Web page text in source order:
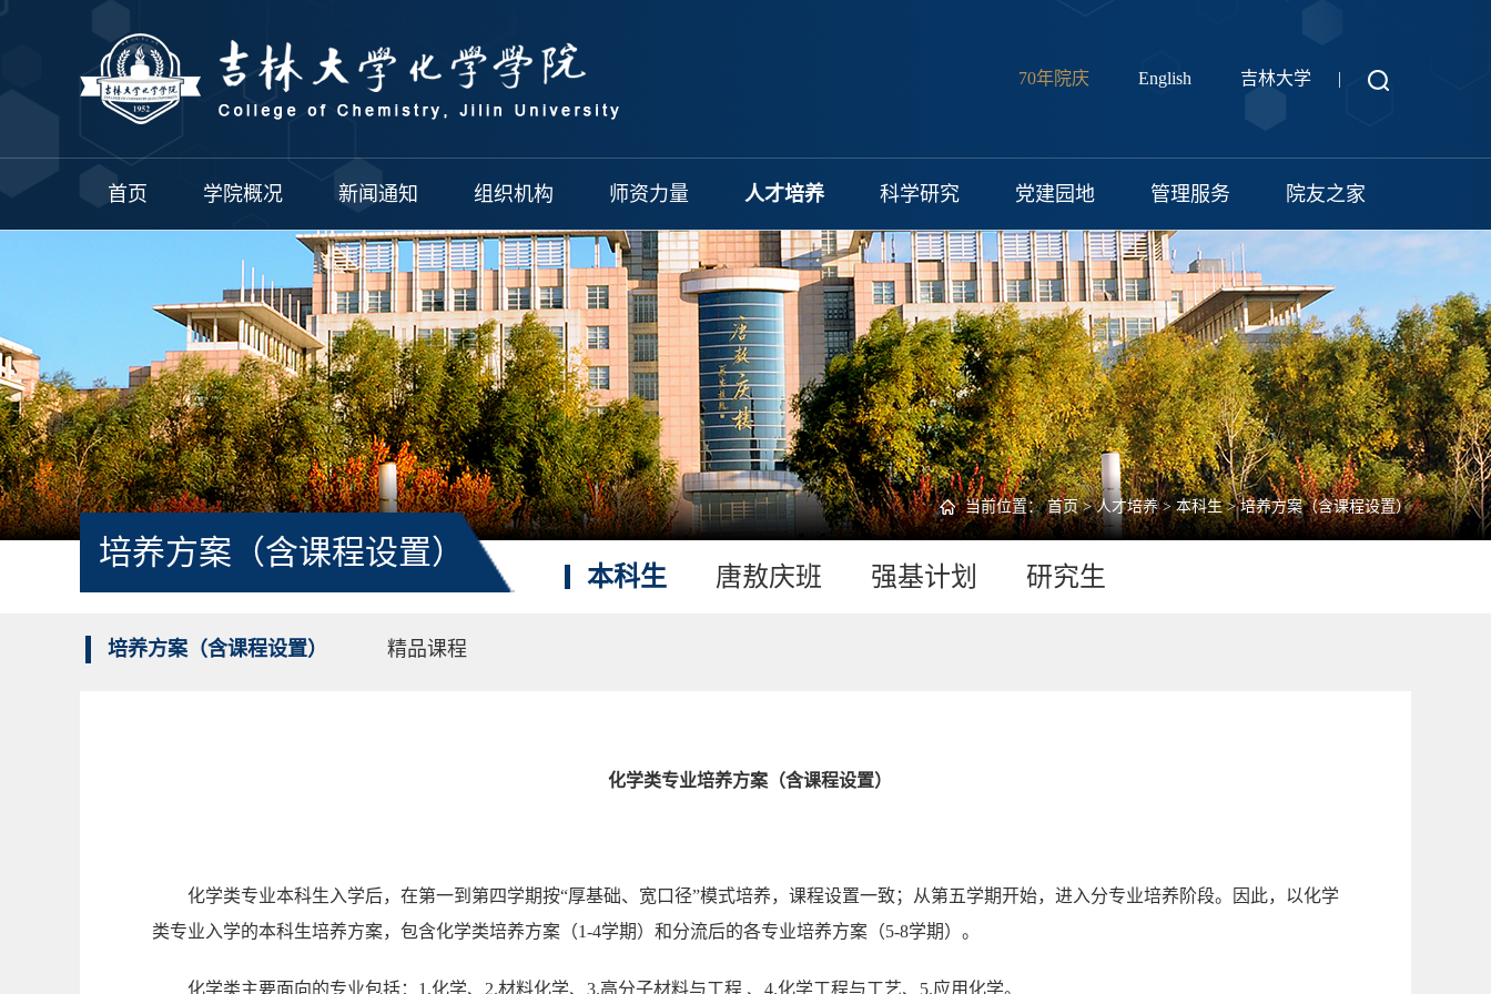
70年院庆 English 吉林大学 |
首页 学院概况 新闻通知 组织机构 师资力量 人才培养 科学研究 党建园地 管理服务 院友之家
当前位置：首页>人才培养>本科生>培养方案（含课程设置）
培养方案（含课程设置）
本科生
培养方案（含课程设置） 精品课程
唐敖庆班 强基计划 研究生
化学类专业培养方案（含课程设置）
化学类专业本科生入学后，在第一到第四学期按“厚基础、宽口径”模式培养，课程设置一致；从第五学期开始，进入分专业培养阶段。因此，以化学
类专业入学的本科生培养方案，包含化学类培养方案（1-4学期）和分流后的各专业培养方案（5-8学期）。
化学类主要面向的专业包括：1.化学、2.材料化学、3.高分子材料与工程 、4.化学工程与工艺、5.应用化学。